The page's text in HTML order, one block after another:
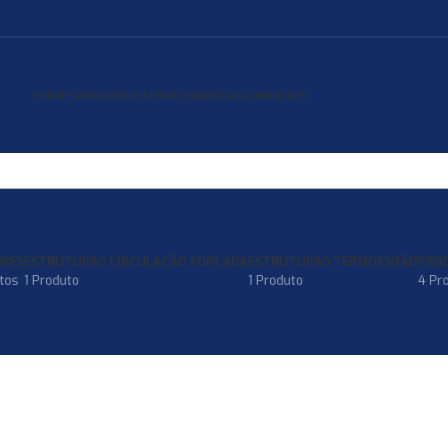
EMPRESAPRODUTOSSERVIÇOSNOTÍCIASCONTACTOS
ESTRUTURAS CIRCULAÇÃO FORÇADA
1 Produto
ESTRUTURAS TERMOSSIFÃO
1 Produto
4